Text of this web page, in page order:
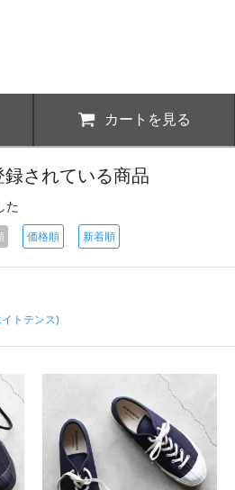
カートを見る
録されている商品
た
価格順 新着順
トテンス)